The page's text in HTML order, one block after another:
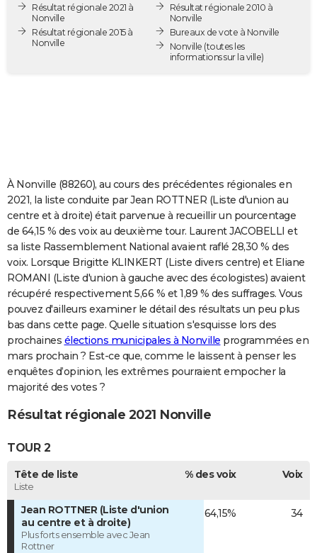
Destinations
City break
Voyage nature
Voyage de noces
Forum
PHOTO
GUIDES D'ACHAT
COPAINS D'AVANT
S'inscrire
Se connecter
Lycées
Collèges
Primaires
Universités
Entreprises
Service militaire
Avis de recherche
AVIS DE DÉCÈS
FORUM
Bricolage
Lifestyle
Culture
Sport
Auto
Television
Voyage
Cinema
Résultat régionale 2021 à
Nonville
Résultat régionale 2015 à
Nonville
Résultat régionale 2010 à
Nonville
Bureaux de vote à Nonville
Nonville (toutes les
informations sur la ville)
À Nonville (88260), au cours des précédentes régionales en
2021, la liste conduite par Jean ROTTNER (Liste d'union au
centre et à droite) était parvenue à recueillir un pourcentage
de 64,15 % des voix au deuxième tour. Laurent JACOBELLI et
sa liste Rassemblement National avaient raflé 28,30 % des
voix. Lorsque Brigitte KLINKERT (Liste divers centre) et Eliane
ROMANI (Liste d'union à gauche avec des écologistes) avaient
récupéré respectivement 5,66 % et 1,89 % des suffrages. Vous
pouvez d'ailleurs examiner le détail des résultats un peu plus
bas dans cette page. Quelle situation s'esquisse lors des
prochaines élections municipales à Nonville programmées en
mars prochain ? Est-ce que, comme le laissent à penser les
enquêtes d’opinion, les extrêmes pourraient empocher la
majorité des votes ?
Résultat régionale 2021 Nonville
TOUR 2
Tête de liste
Liste
% des voix Voix
Jean ROTTNER (Liste d'union
au centre et à droite)
Plus forts ensemble avec Jean
Rottner
64,15% 34